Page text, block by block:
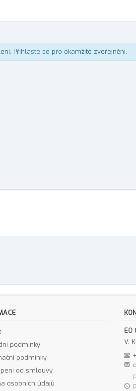
Přihlaste se pro okamžité zveřejnění.
podmínky
podmínky
od smlouvy
osobních údajů
EO
V.